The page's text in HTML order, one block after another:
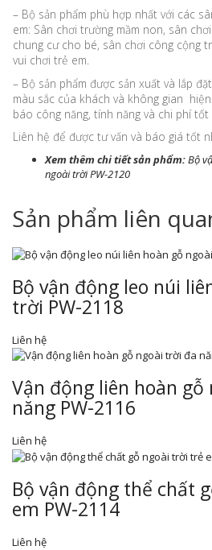
– Bộ sản phẩm phù hợp nhất với các
em: Sân chơi trường mầm non, sân
chung cư cho bé, sân chơi công cộng
vui chơi trẻ em.
– Bộ sản phẩm được sản xuất và lắp
màu sắc của khách và không gian
báo công năng, tính năng và chi phí tốt
Liên hệ để được tư vấn và báo giá tốt
Xem thêm chi tiết sản phẩm:Bộ
ngoài trời PW-2120
Sản phẩm liên
Bộ vận động leo núi
trời PW-2118
Liên hệ
Vận động liên hoàn
năng PW-2116
Liên hệ
Bộ vận động thể chất
em PW-2114
Liên hệ